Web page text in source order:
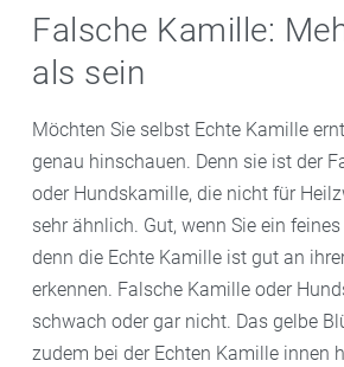
Falsche Kamille:
als sein
Möchten Sie selbst Echte Kamille
genau hinschauen. Denn sie ist der
oder Hundskamille, die nicht für
sehr ähnlich. Gut, wenn Sie ein
denn die Echte Kamille ist gut an
erkennen. Falsche Kamille oder
schwach oder gar nicht. Das gelbe
zudem bei der Echten Kamille innen